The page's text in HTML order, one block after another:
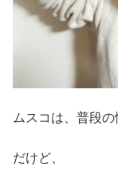
ムスコは、普段
だけど、